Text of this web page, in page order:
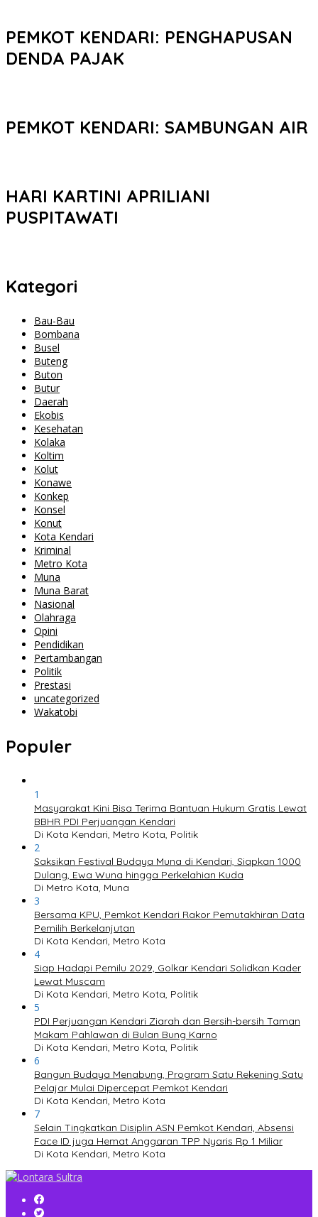
PEMKOT KENDARI: PENGHAPUSAN
DENDA PAJAK
PEMKOT KENDARI: SAMBUNGAN AIR
HARI KARTINI APRILIANI
PUSPITAWATI
Kategori
Bau-Bau
Bombana
Busel
Buteng
Buton
Butur
Daerah
Ekobis
Kesehatan
Kolaka
Koltim
Kolut
Konawe
Konkep
Konsel
Konut
Kota Kendari
Kriminal
Metro Kota
Muna
Muna Barat
Nasional
Olahraga
Opini
Pendidikan
Pertambangan
Politik
Prestasi
uncategorized
Wakatobi
Populer
1
Masyarakat Kini Bisa Terima Bantuan Hukum Gratis Lewat
BBHR PDI Perjuangan Kendari
Di Kota Kendari, Metro Kota, Politik
2
Saksikan Festival Budaya Muna di Kendari, Siapkan 1000
Dulang, Ewa Wuna hingga Perkelahian Kuda
Di Metro Kota, Muna
3
Bersama KPU, Pemkot Kendari Rakor Pemutakhiran Data
Pemilih Berkelanjutan
Di Kota Kendari, Metro Kota
4
Siap Hadapi Pemilu 2029, Golkar Kendari Solidkan Kader
Lewat Muscam
Di Kota Kendari, Metro Kota, Politik
5
PDI Perjuangan Kendari Ziarah dan Bersih-bersih Taman
Makam Pahlawan di Bulan Bung Karno
Di Kota Kendari, Metro Kota, Politik
6
Bangun Budaya Menabung, Program Satu Rekening Satu
Pelajar Mulai Dipercepat Pemkot Kendari
Di Kota Kendari, Metro Kota
7
Selain Tingkatkan Disiplin ASN Pemkot Kendari, Absensi
Face ID juga Hemat Anggaran TPP Nyaris Rp 1 Miliar
Di Kota Kendari, Metro Kota